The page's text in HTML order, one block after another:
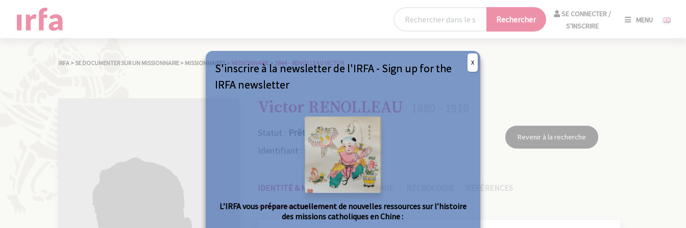
Rechercher
SE CONNECTER /
S'INSCRIRE
MENU
IRFA >SE DOCUMENTER SUR UN MISSIONNAIRE > MISSIONNAIRES > MISSIONNAIRE> 2844 – RENOLLEAU VICTOR
Victor RENOLLEAU
Statut : Prêtre
Identifiant : 2844
Revenir à la recherche
IDENTITÉ & MISSIONS BIOGRAPHIE RÉFÉRENCES
S'inscrire à la newsletter de l'IRFA - Sign up for the
IRFA newsletter
L’IRFA vous prépare actuellement de nouvelles ressources sur l’histoire
des missions catholiques en Chine :
X